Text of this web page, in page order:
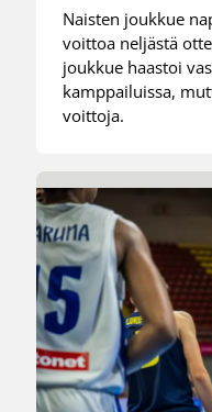
Naisten joukkue
voittoa neljästä
joukkue haastoi
kamppailuissa,
voittoja.